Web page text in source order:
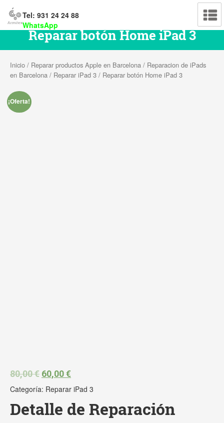
Tel: 931 24 24 88
WhatsApp
Reparar botón Home iPad 3
Inicio / Reparar productos Apple en Barcelona / Reparacion de iPads
en Barcelona / Reparar iPad 3 / Reparar botón Home iPad 3
¡Oferta!
80,00€ 60,00€
Categoría: Reparar iPad 3
Detalle de Reparación